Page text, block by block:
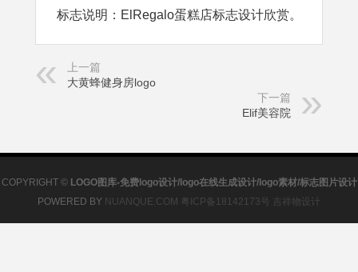
标志说明：ElRegalo蛋糕店标志设计欣赏。
上一篇
大黄蜂健身房logo
下一篇
Elif美容院
COPYRIGHT © LOGO图库-免费logo设计/logo在线生成设计/logo素材/标志图片设计
POWERED BY NUANQUE.COM 粤ICP备18142173号 吉祥物设计